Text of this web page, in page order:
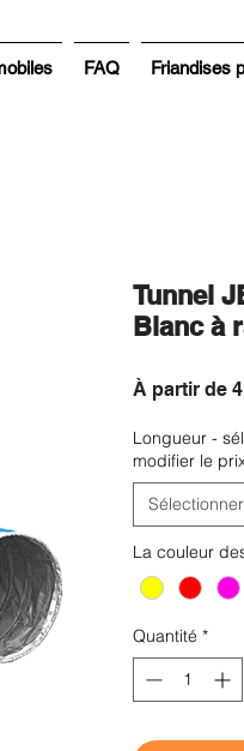
FAQ Friandises
Tunnel
Blanc à
À partir de
Longueur -
modifier le
Sélectionner
La couleur
Quantité *